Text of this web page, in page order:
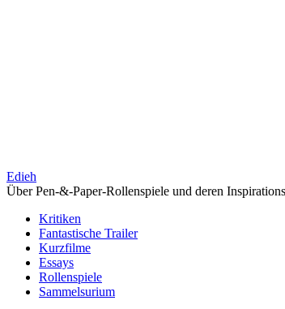
Edieh
Über Pen-&-Paper-Rollenspiele und deren
Kritiken
Fantastische Trailer
Kurzfilme
Essays
Rollenspiele
Sammelsurium